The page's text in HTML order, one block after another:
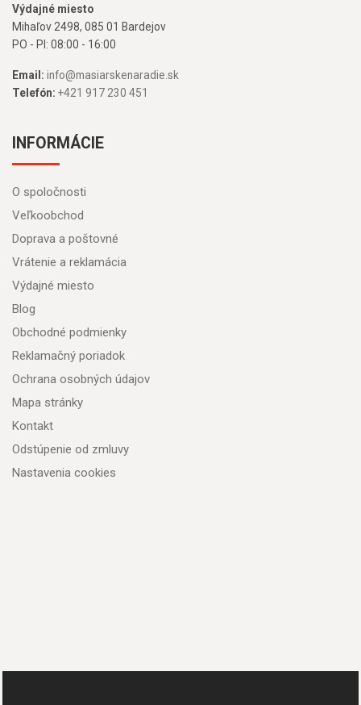
Výdajné miesto
Mihaľov 2498, 085 01 Bardejov
PO - PI: 08:00 - 16:00
Email: info@masiarskenaradie.sk
Telefón: +421 917 230 451
INFORMÁCIE
O spoločnosti
Veľkoobchod
Doprava a poštovné
Vrátenie a reklamácia
Výdajné miesto
Blog
Obchodné podmienky
Reklamačný poriadok
Ochrana osobných údajov
Mapa stránky
Kontakt
Odstúpenie od zmluvy
Nastavenia cookies